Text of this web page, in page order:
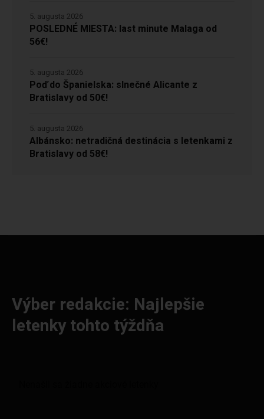
POSLEDNÉ MIESTA: last minute Malaga od
56€!
5. augusta 2026
Poď do Španielska: slnečné Alicante z
Bratislavy od 50€!
5. augusta 2026
Albánsko: netradičná destinácia s letenkami z
Bratislavy od 58€!
5. augusta 2026
Výber redakcie: Najlepšie
letenky tohto týždňa